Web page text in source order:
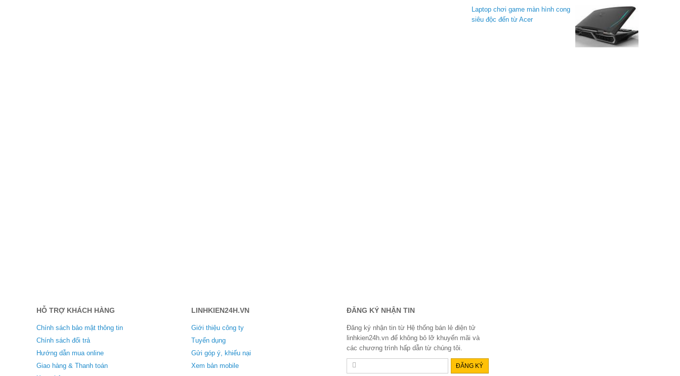
Laptop chơi game màn hình cong
siêu độc đến từ Acer
HỖ TRỢ KHÁCH HÀNG
Chính sách bảo mật thông tin
Chính sách đổi trả
Hướng dẫn mua online
Giao hàng & Thanh toán
LINHKIEN24H.VN
Giới thiệu công ty
Tuyển dụng
Gửi góp ý, khiếu nại
Xem bản mobile
ĐĂNG KÝ NHẬN TIN
Đăng ký nhận tin từ Hệ thống bán lẻ điện tử
linhkien24h.vn để không bỏ lỡ khuyến mãi và
các chương trình hấp dẫn từ chúng tôi.